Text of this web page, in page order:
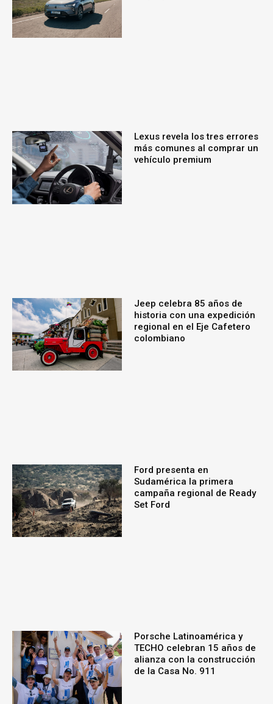
Lexus revela los tres errores
más comunes al comprar un
vehículo premium
Jeep celebra 85 años de
historia con una expedición
regional en el Eje Cafetero
colombiano
Ford presenta en
Sudamérica la primera
campaña regional de Ready
Set Ford
Porsche Latinoamérica y
TECHO celebran 15 años de
alianza con la construcción
de la Casa No. 911